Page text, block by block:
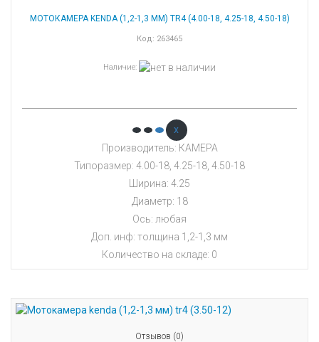
МОТОКАМЕРА KENDA (1,2-1,3 ММ) TR4 (4.00-18, 4.25-18, 4.50-18)
Код: 263465
Наличие:
x
Производитель: КАМЕРА
Типоразмер: 4.00-18, 4.25-18, 4.50-18
Ширина: 4.25
Диаметр: 18
Ось: любая
Доп. инф: толщина 1,2-1,3 мм
Количество на складе: 0
Отзывов (0)